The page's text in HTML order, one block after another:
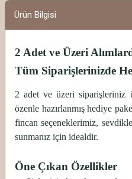
Ürün Bilgisi
2 Adet ve Üzeri
Tüm Siparişlerinizde
2 adet ve üzeri siparişleriniz
özenle hazırlanmış hediye
fincan seçeneklerimiz,
sunmanız için idealdir.
Öne Çıkan Özellikler